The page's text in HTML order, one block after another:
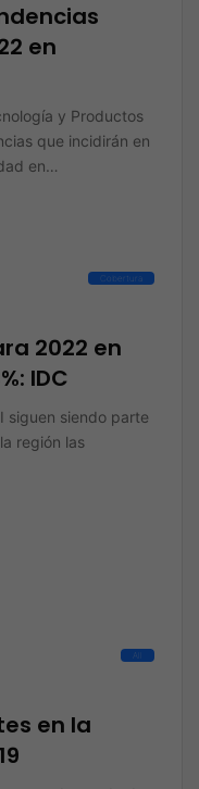
en
y Productos
que incidirán en
en…
Cobertura
2022 en
IDC
siguen siendo parte
región las
All
en la